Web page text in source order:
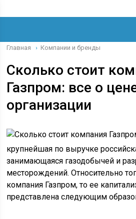
Главная › Компании и бренды
Сколько стоит
Газпром: все о
организации
крупнейшая по выручке
занимающаяся газодобычей и
месторождений. Относительно
компания Газпром, то ее
представлена следующим